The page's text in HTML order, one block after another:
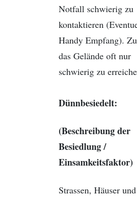
Notfall schwierig zu
kontaktieren
Handy Empfang).
das Gelände oft nur
schwierig zu
Dünnbesiedelt:
(Beschreibung der
Besiedlung /
Einsamkeitsfaktor)
Strassen, Häuser